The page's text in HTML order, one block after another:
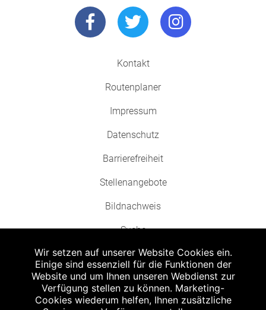
Kontakt
Routenplaner
Impressum
Datenschutz
Barrierefreiheit
Stellenangebote
Bildnachweis
Suche
Abgabe in haushaltsüblichen Mengen, solange der Vorrat reicht. Für Druck-
Wir setzen auf unserer Website Cookies ein.
Einige sind essenziell für die Funktionen der
Website und um Ihnen unseren Webdienst zur
Verfügung stellen zu können. Marketing-
Cookies wiederum helfen, Ihnen zusätzliche